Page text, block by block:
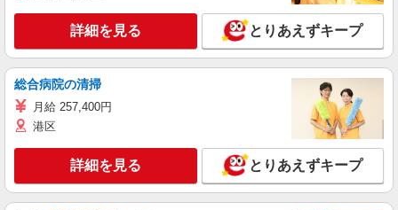
詳細を見る とりあえずキープ
総合病院の清掃
月給 257,400円
港区
詳細を見る とりあえずキープ